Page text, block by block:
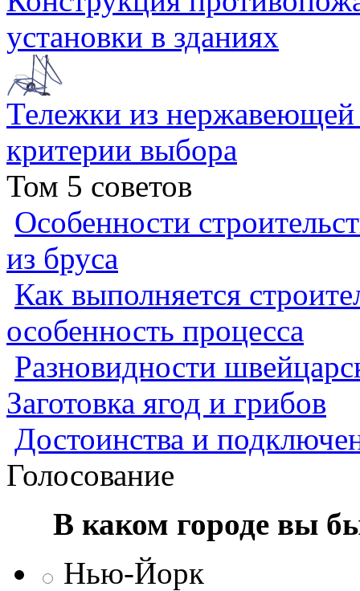
установки в зданиях
Тележки из
критерии выбора
Том 5 советов
Особенности
из бруса
Как выполняется
особенность процесса
Разновидности
Заготовка ягод и грибов
Достоинства и
Голосование
В каком городе вы
Нью-Йорк